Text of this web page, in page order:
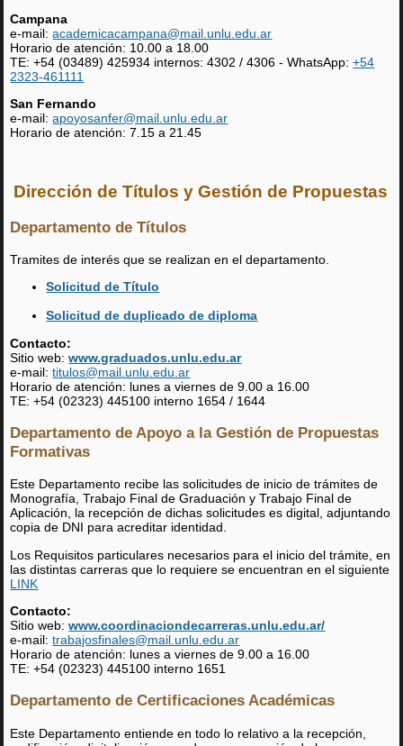
Campana
e-mail:academicacampana@mail.unlu.edu.ar
Horario de atención: 10.00 a 18.00
TE: +54 (03489) 425934 internos: 4302 / 4306 - WhatsApp:+54
2323-461111
San Fernando
e-mail:apoyosanfer@mail.unlu.edu.ar
Horario de atención: 7.15 a 21.45
Dirección de Títulos y Gestión de Propuestas
Departamento de Títulos
Tramites de interés que se realizan en el departamento.
Solicitud de Título
Solicitud de duplicado de diploma
Contacto:
Sitio web: www.graduados.unlu.edu.ar
e-mail:titulos@mail.unlu.edu.ar
Horario de atención: lunes a viernes de 9.00 a 16.00
TE: +54 (02323) 445100 interno 1654 / 1644
Departamento de Apoyo a la Gestión de Propuestas
Formativas
Este Departamento recibe las solicitudes de inicio de trámites de
Monografía, Trabajo Final de Graduación y Trabajo Final de
Aplicación, la recepción de dichas solicitudes es digital, adjuntando
copia de DNI para acreditar identidad.
Los Requisitos particulares necesarios para el inicio del trámite, en
las distintas carreras que lo requiere se encuentran en el siguiente
LINK
Contacto:
Sitio web: www.coordinaciondecarreras.unlu.edu.ar/
e-mail:trabajosfinales@mail.unlu.edu.ar
Horario de atención: lunes a viernes de 9.00 a 16.00
TE: +54 (02323) 445100 interno 1651
Departamento de Certificaciones Académicas
Este Departamento entiende en todo lo relativo a la recepción,